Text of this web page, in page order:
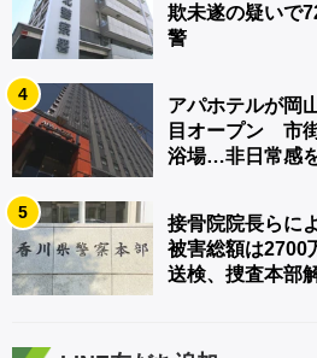
欺未遂の疑いで
警
4
アパホテルが岡
目オープン 市
浴場…非日常感
5
接骨院院長らに
被害総額は
送検、捜査本部